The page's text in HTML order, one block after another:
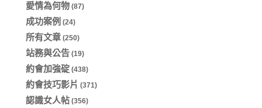
愛情為何物 (87)
成功案例 (24)
所有文章 (250)
站務與公告 (19)
約會加強碇 (438)
約會技巧影片 (371)
認識女人帖 (356)